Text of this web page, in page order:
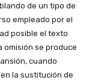
de un tipo de
empleado por el
posible el texto
omisión se produce
cuando
la sustitución de